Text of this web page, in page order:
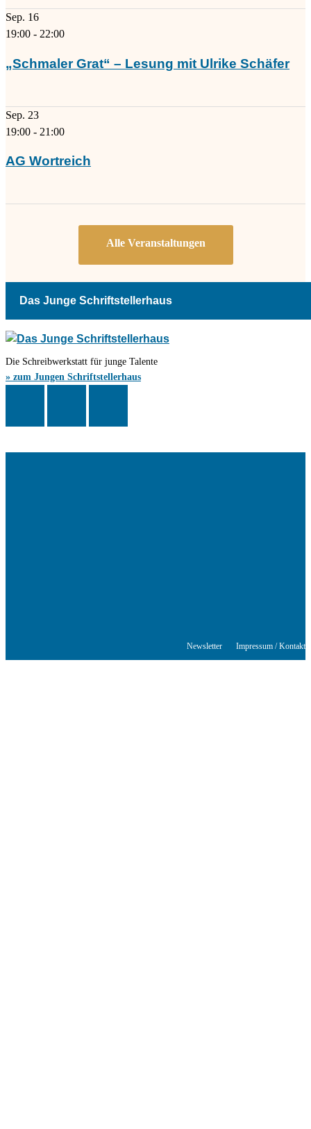
Sep. 16
19:00 - 22:00
„Schmaler Grat“ – Lesung mit Ulrike Schäfer
Sep. 23
19:00 - 21:00
AG Wortreich
Das Junge Schriftstellerhaus
Die Schreibwerkstatt für junge Talente
» zum Jungen Schriftstellerhaus
Newsletter
Impressum / Kontakt